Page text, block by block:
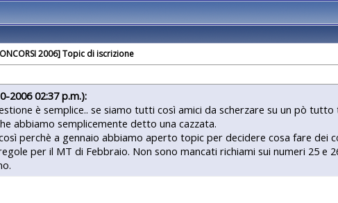
2006] Topic di iscrizione
2006 02:37 p.m.):
è semplice.. se siamo tutti così amici da scherzare su un pò
abbiamo semplicemente detto una cazzata.
perchè a gennaio abbiamo aperto topic per decidere cosa fare dei
per il MT di Febbraio. Non sono mancati richiami sui numeri 25 e